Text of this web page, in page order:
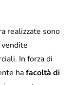
realizzate sono
In forza di
hafacoltà di